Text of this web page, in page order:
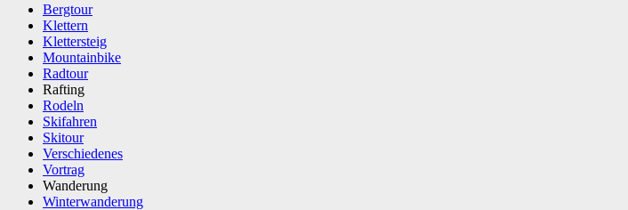
Bergtour
Klettern
Klettersteig
Mountainbike
Radtour
Rafting
Rodeln
Skifahren
Skitour
Verschiedenes
Vortrag
Wanderung
Winterwanderung